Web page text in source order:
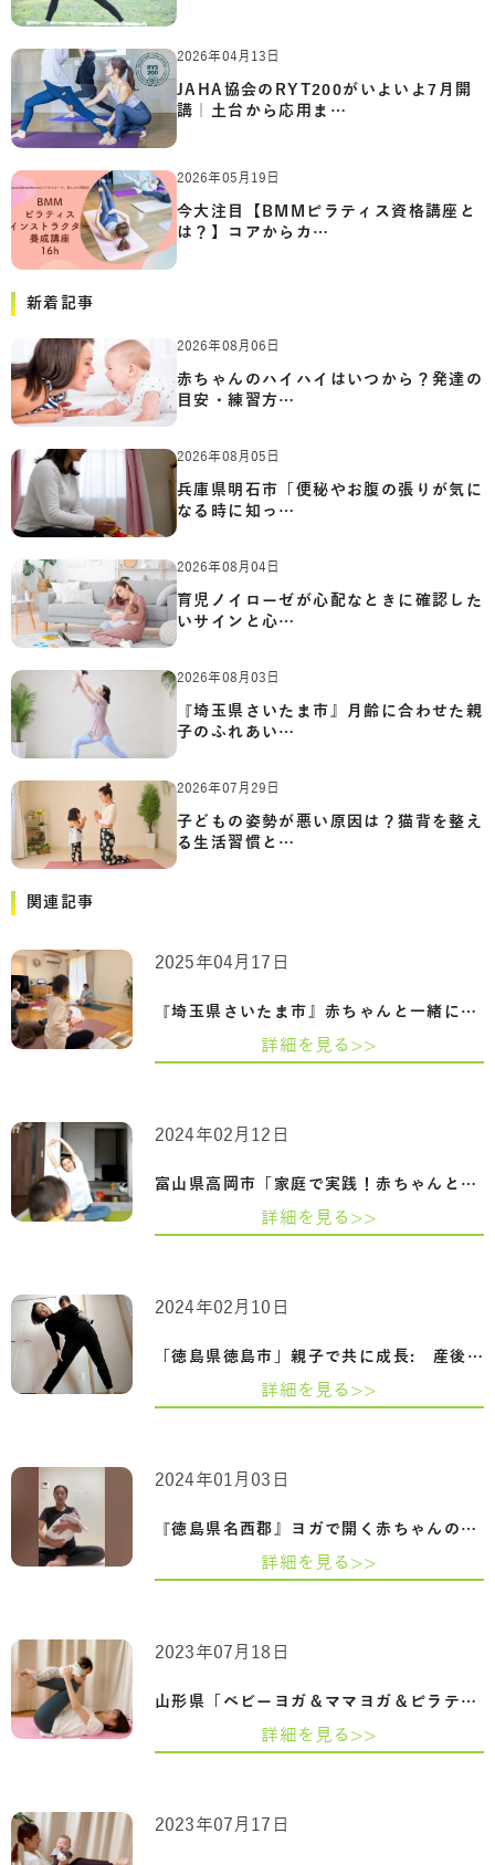
2026年04月13日
JAHA協会のRYT200がいよいよ7月開
講｜土台から応用ま…
2026年05月19日
今大注目【BMMピラティス資格講座と
は？】コアからカ…
新着記事
2026年08月06日
赤ちゃんのハイハイはいつから？発達の
目安・練習方…
2026年08月05日
兵庫県明石市「便秘やお腹の張りが気に
なる時に知っ…
2026年08月04日
育児ノイローゼが心配なときに確認した
いサインと心…
2026年08月03日
『埼玉県さいたま市』月齢に合わせた親
子のふれあい…
2026年07月29日
子どもの姿勢が悪い原因は？猫背を整え
る生活習慣と…
関連記事
『埼玉県さいたま市』赤ちゃんと一緒に心…
2025年04月17日
詳細を見る>>
富山県高岡市「家庭で実践！赤ちゃんとマ…
2024年02月12日
詳細を見る>>
「徳島県徳島市」親子で共に成長: 産後の…
2024年02月10日
詳細を見る>>
『徳島県名西郡』ヨガで開く赤ちゃんの可…
2024年01月03日
詳細を見る>>
山形県「ベビーヨガ＆ママヨガ＆ピラティ…
2023年07月18日
詳細を見る>>
2023年07月17日